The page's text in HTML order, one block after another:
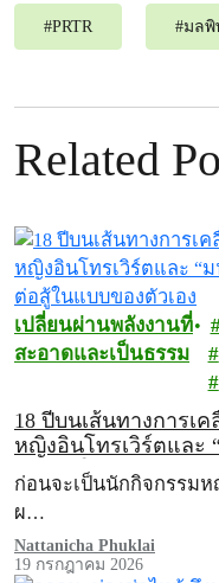
#PRTR #มลพิ
Related
เปลี่ยนผ่านพลังงานที่
สะอาดและเป็นธรรม
18 ปีบนเส้นทางการเ
หญิงอินโทรเวิร์ตและ
วิธีต่อสู้ในแบบของตัวเ
ก่อนจะเป็นนักกิจกรรม
ผ…
Nattanicha Phuklai
19 กรกฎาคม 2026